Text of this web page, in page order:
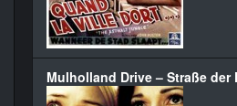
Mulholland Drive – Straße der